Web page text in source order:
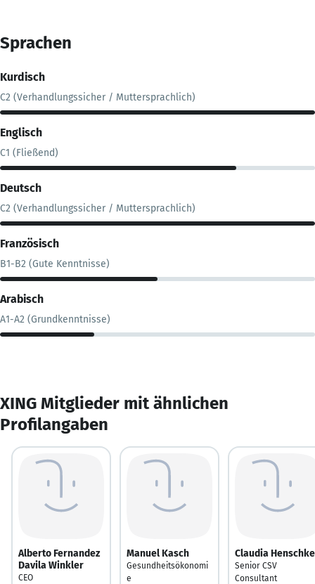
Sprachen
Kurdisch
C2 (Verhandlungssicher / Muttersprachlich)
Englisch
C1 (Fließend)
Deutsch
C2 (Verhandlungssicher / Muttersprachlich)
Französisch
B1-B2 (Gute Kenntnisse)
Arabisch
A1-A2 (Grundkenntnisse)
XING Mitglieder mit ähnlichen
Profilangaben
Alberto Fernandez
Davila Winkler
CEO
Manuel Kasch
Gesundheitsökonomi
e
Claudia Henschke
Senior CSV
Consultant